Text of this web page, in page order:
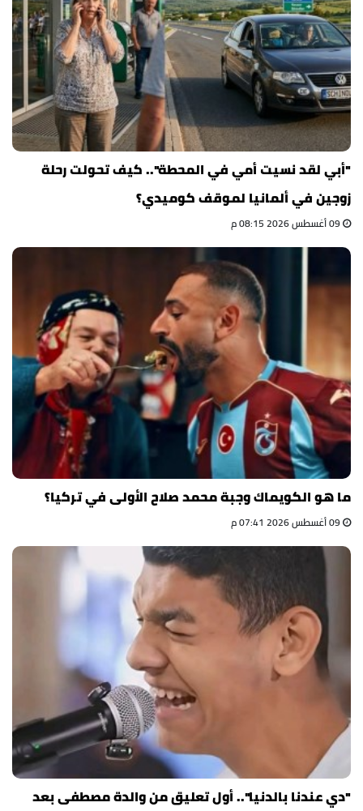
"أبي لقد نسيت أمي في المحطة".. كيف تحولت رحلة
زوجين في ألمانيا لموقف كوميدي؟
ما هو الكويماك وجبة محمد صلاح الأولى في تركيا؟
"دي عندنا بالدنيا".. أول تعليق من والدة مصطفى بعد